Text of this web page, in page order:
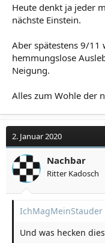
Heute denkt ja jeder
nächste Einstein.
Aber spätestens 9/11
hemmungslose
Neigung.
Alles zum Wohle der
2. Januar 2020
Nachbar
Ritter Kadosch
IchMagMeinStauder
Und was hecken